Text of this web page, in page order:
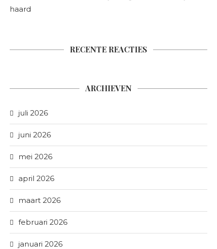
haard
RECENTE REACTIES
ARCHIEVEN
juli 2026
juni 2026
mei 2026
april 2026
maart 2026
februari 2026
januari 2026